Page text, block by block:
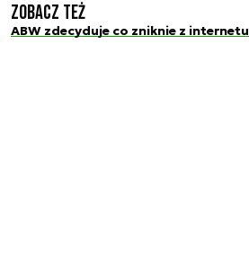
Zobacz też
ABW zdecyduje co zniknie z internetu